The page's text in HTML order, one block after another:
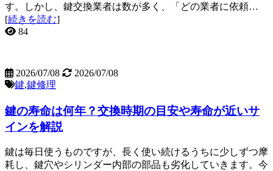
す。しかし、鍵交換業者は数が多く、「どの業者に依頼…
[続きを読む]
84
2026/07/08
2026/07/08
鍵,鍵修理
鍵の寿命は何年？交換時期の目安や寿命が近いサ
インを解説
鍵は毎日使うものですが、長く使い続けるうちに少しずつ摩
耗し、鍵穴やシリンダー内部の部品も劣化していきます。今